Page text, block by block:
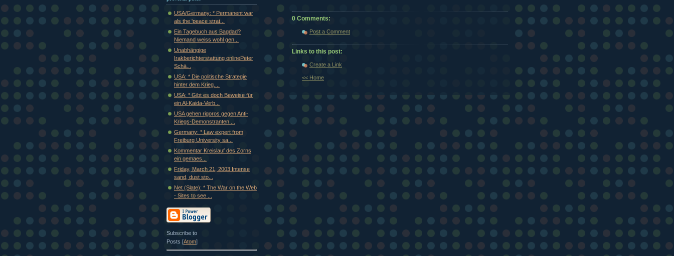
0 Comments:
Post a Comment
Links to this post:
Create a Link
<< Home
USA/Germany: * Permanent war
als the 'peace strat...
Ein Tagebuch aus Bagdad?
Niemand weiss wohl gen...
Unabhängige
Irakberichterstattung onlinePeter
Schä...
USA: * Die politische Strategie
hinter dem Krieg....
USA: * Gibt es doch Beweise für
ein Al-Kaida-Verb...
USA gehen rigoros gegen Anti-
Kriegs-Demonstranten ...
Germany: * Law expert from
Freiburg University sa...
Kommentar Kreislauf des Zorns
ein gemaes...
Friday, March 21, 2003 Intense
sand, dust sto...
Net (Slate): * The War on the Web
- Sites to see ...
Subscribe to
Posts [Atom]